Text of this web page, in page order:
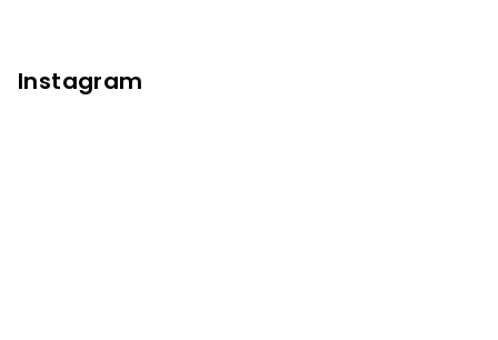
Instagram